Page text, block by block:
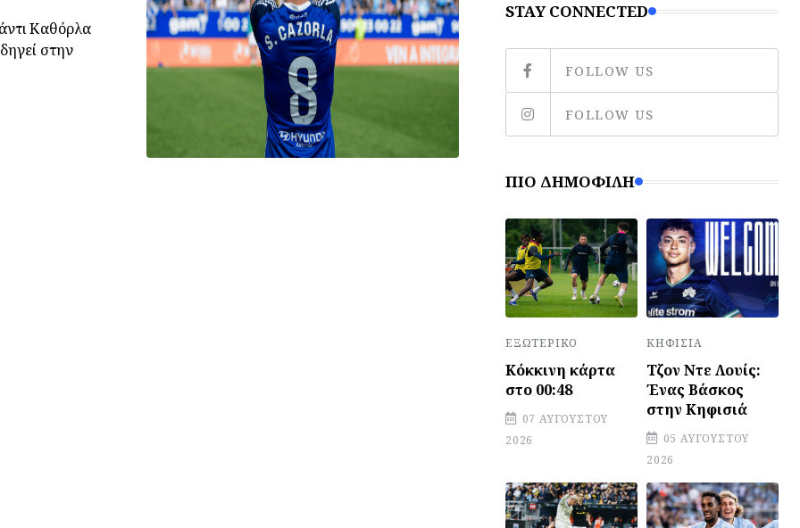
Καθόρλα
στην
STAY CONNECTED
FOLLOW US
FOLLOW US
ΠΙΟ ΔΗΜΟΦΙΛΉ
ΕΞΩΤΕΡΙΚΌ
Κόκκινη κάρτα
στο 00:48
07 ΑΥΓΟΎΣΤΟΥ
2026
ΚΗΦΙΣΙΆ
Τζον Ντε Λουίς:
Ένας Βάσκος
στην Κηφισιά
05 ΑΥΓΟΎΣΤΟΥ
2026